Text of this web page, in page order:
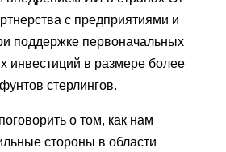
с предприятиями и
поддержке первоначальных
инвестиций в размере более
стерлингов.
о том, как нам
стороны в области